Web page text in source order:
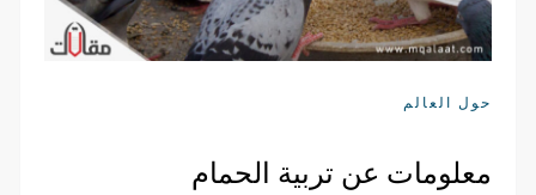
حول العالم
معلومات عن تربية الحمام